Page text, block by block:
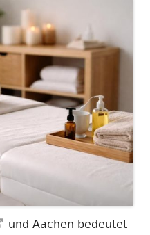
In
und Aachen bedeutet